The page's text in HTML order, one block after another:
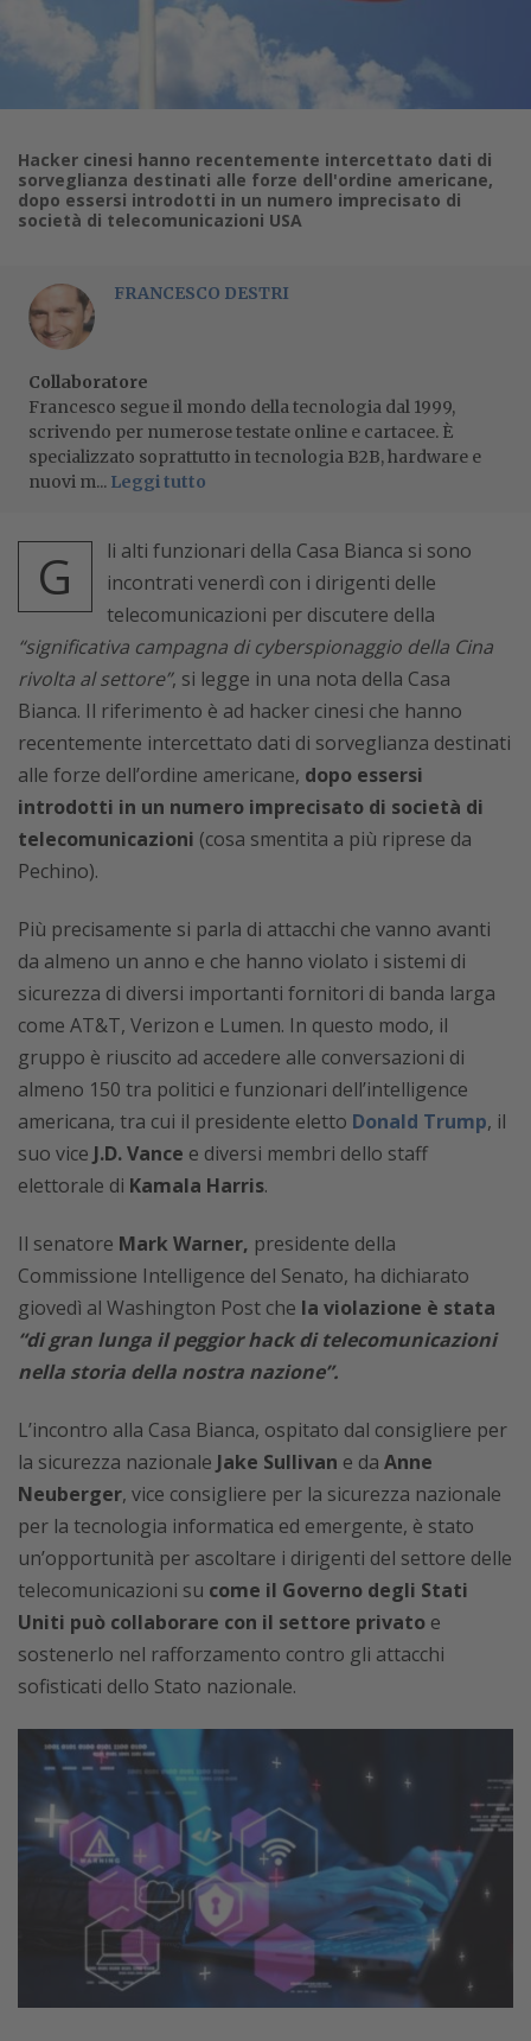
Hacker cinesi hanno recentemente intercettato dati di
sorveglianza destinati alle forze dell'ordine americane,
dopo essersi introdotti in un numero imprecisato di
società di telecomunicazioni USA
FRANCESCO DESTRI
Collaboratore
Francesco segue il mondo della tecnologia dal 1999,
scrivendo per numerose testate online e cartacee. È
specializzato soprattutto in tecnologia B2B, hardware e
nuovi m... Leggi tutto
G
li alti funzionari della Casa Bianca si sono
incontrati venerdì con i dirigenti delle
telecomunicazioni per discutere della
“significativa campagna di cyberspionaggio della Cina
rivolta al settore”, si legge in una nota della Casa
Bianca. Il riferimento è ad hacker cinesi che hanno
recentemente intercettato dati di sorveglianza destinati
alle forze dell’ordine americane, dopo essersi
introdotti in un numero imprecisato di società di
telecomunicazioni (cosa smentita a più riprese da
Pechino).
Più precisamente si parla di attacchi che vanno avanti
da almeno un anno e che hanno violato i sistemi di
sicurezza di diversi importanti fornitori di banda larga
come AT&T, Verizon e Lumen. In questo modo, il
gruppo è riuscito ad accedere alle conversazioni di
almeno 150 tra politici e funzionari dell’intelligence
americana, tra cui il presidente eletto Donald Trump, il
suo vice J.D. Vance e diversi membri dello staff
elettorale di Kamala Harris.
Il senatore Mark Warner, presidente della
Commissione Intelligence del Senato, ha dichiarato
giovedì al Washington Post che la violazione è stata
“di gran lunga il peggior hack di telecomunicazioni
nella storia della nostra nazione”.
L’incontro alla Casa Bianca, ospitato dal consigliere per
la sicurezza nazionale Jake Sullivan e da Anne
Neuberger, vice consigliere per la sicurezza nazionale
per la tecnologia informatica ed emergente, è stato
un’opportunità per ascoltare i dirigenti del settore delle
telecomunicazioni su come il Governo degli Stati
Uniti può collaborare con il settore privato e
sostenerlo nel rafforzamento contro gli attacchi
sofisticati dello Stato nazionale.